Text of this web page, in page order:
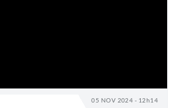
05 NOV 2024 - 12h14